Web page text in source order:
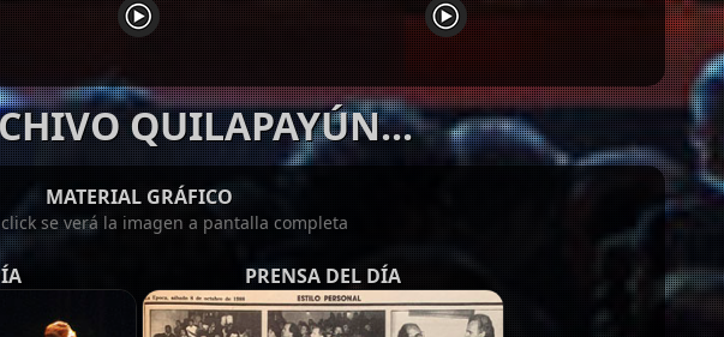
QUILAPAYÚN...
MATERIAL GRÁFICO
se verá la imagen a pantalla completa
PRENSA DEL DÍA